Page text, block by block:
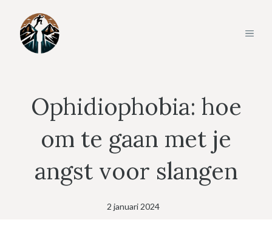
naar
Ophidiophobia: hoe
om te gaan met je
angst voor slangen
2 januari 2024